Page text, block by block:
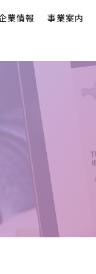
業情報 事業案内